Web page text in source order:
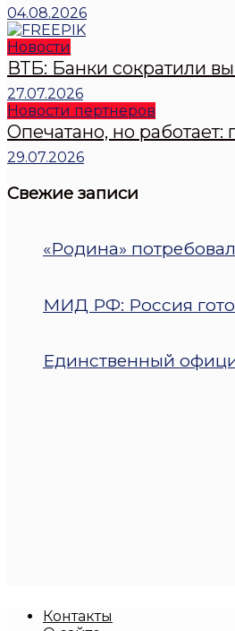
04.08.2026
Новости
ВТБ: Банки сократили
27.07.2026
Новости пертнеров
Опечатано, но
29.07.2026
Свежие записи
«Родина»
МИД РФ: Россия
Единственный
Контакты